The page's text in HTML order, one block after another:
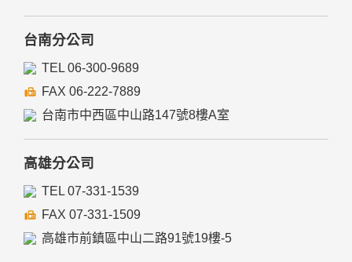
台南分公司
TEL 06-300-9689
FAX 06-222-7889
台南市中西區中山路147號8樓A室
高雄分公司
TEL 07-331-1539
FAX 07-331-1509
高雄市前鎮區中山二路91號19樓-5